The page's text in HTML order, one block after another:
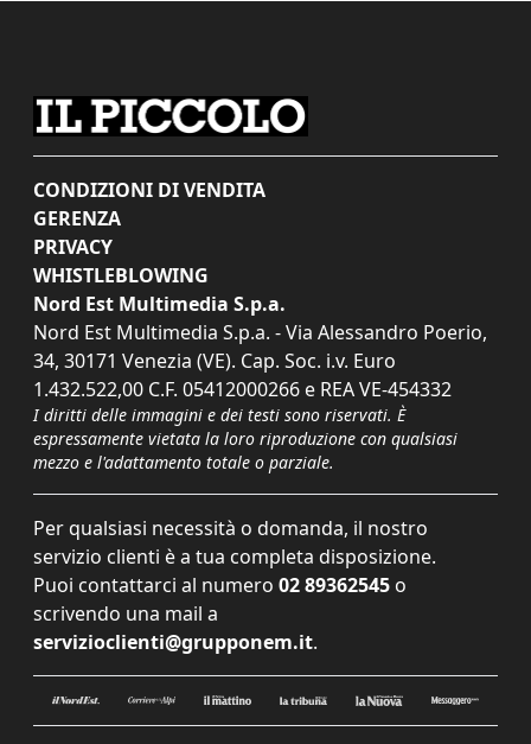
CONDIZIONI DI VENDITA
GERENZA
PRIVACY
WHISTLEBLOWING
Nord Est Multimedia S.p.a.
Nord Est Multimedia S.p.a. - Via Alessandro Poerio,
34, 30171 Venezia (VE). Cap. Soc. i.v. Euro
1.432.522,00 C.F. 05412000266 e REA VE-454332
I diritti delle immagini e dei testi sono riservati. È
espressamente vietata la loro riproduzione con qualsiasi
mezzo e l'adattamento totale o parziale.
Per qualsiasi necessità o domanda, il nostro
servizio clienti è a tua completa disposizione.
Puoi contattarci al numero 02 89362545 o
scrivendo una mail a
servizioclienti@grupponem.it.